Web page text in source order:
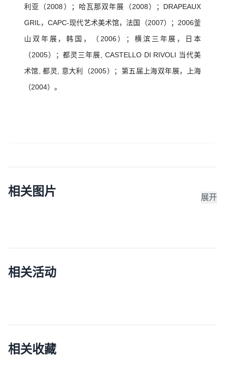
利亚（2008）；哈瓦那双年展（2008）； DRAPEAUX
GRIL ，CAPC-现代艺术美术馆，法国（2007）； 2006釜
山双年展，韩国，（ 2006）；横滨三年展，日本
（2005）；都灵三年展 , CASTELLO DI RIVOLI 当代美
术馆 ,都灵 意大利（2005）；第五届上海双年展，上海
（2004）。
相关图片 展开
相关活动
相关收藏